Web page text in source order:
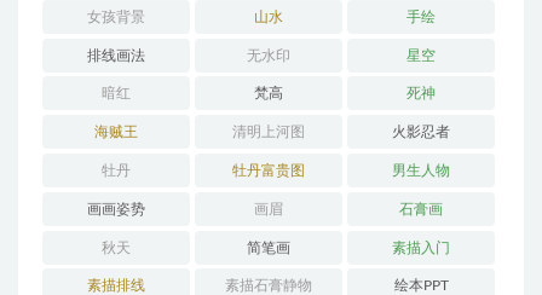
女孩背景 山水 手绘
排线画法 无水印 星空
暗红 梵高 死神
海贼王 清明上河图 火影忍者
牡丹 牡丹富贵图 男生人物
画画姿势 画眉 石膏画
秋天 简笔画 素描入门
素描排线 素描石膏静物 绘本PPT